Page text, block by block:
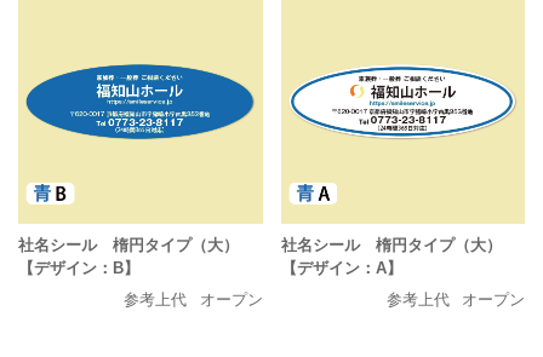
社名シール 楕円タイプ（大）
【デザイン：B】
参考上代
オープン
社名シール 楕円タイプ（大）
【デザイン：A】
参考上代
オープン